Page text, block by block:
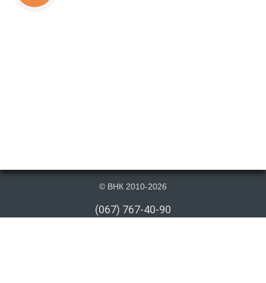
© ВНК 2010-2026
(067) 767-40-90